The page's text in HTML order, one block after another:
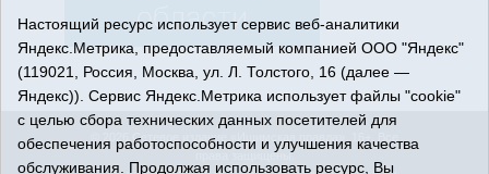
© 2026 Сетевое издание «Ишимская правда». 16+. Все
права защищены.
Настоящий ресурс использует сервис веб-аналитики
Яндекс.Метрика, предоставляемый компанией ООО "Яндекс"
(119021, Россия, Москва, ул. Л. Толстого, 16 (далее —
Яндекс)). Сервис Яндекс.Метрика использует файлы "cookie"
с целью сбора технических данных посетителей для
обеспечения работоспособности и улучшения качества
обслуживания. Продолжая использовать ресурс, Вы